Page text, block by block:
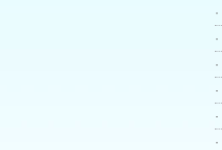
·
·
·
·
·
·